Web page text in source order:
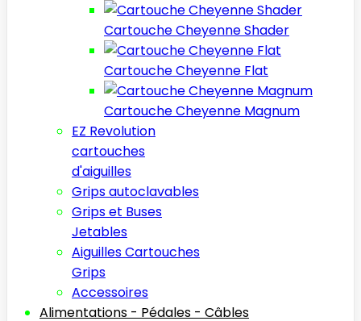
Cartouche Cheyenne Shader
Cartouche Cheyenne Flat
Cartouche Cheyenne Magnum
EZ Revolution
cartouches
d'aiguilles
Grips autoclavables
Grips et Buses
Jetables
Aiguilles Cartouches
Grips
Accessoires
Alimentations - Pédales - Câbles